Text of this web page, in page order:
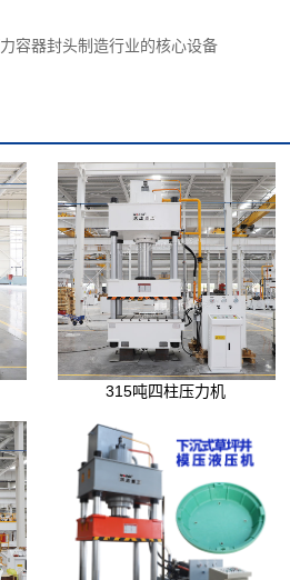
容器封头制造行业的核心设备
315吨四柱压力机